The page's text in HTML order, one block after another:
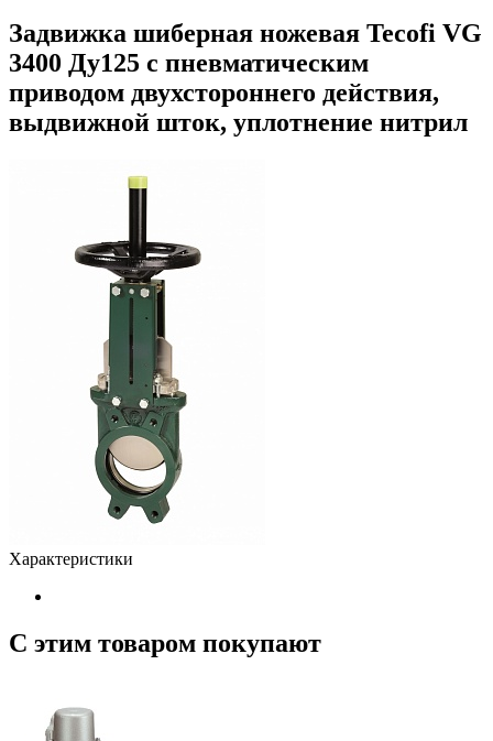
Задвижка шиберная ножевая Tecofi VG
3400 Ду125 с пневматическим
приводом двухстороннего действия,
выдвижной шток, уплотнение нитрил
Характеристики
С этим товаром покупают